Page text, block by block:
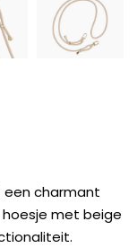
een charmant
hoesje met beige